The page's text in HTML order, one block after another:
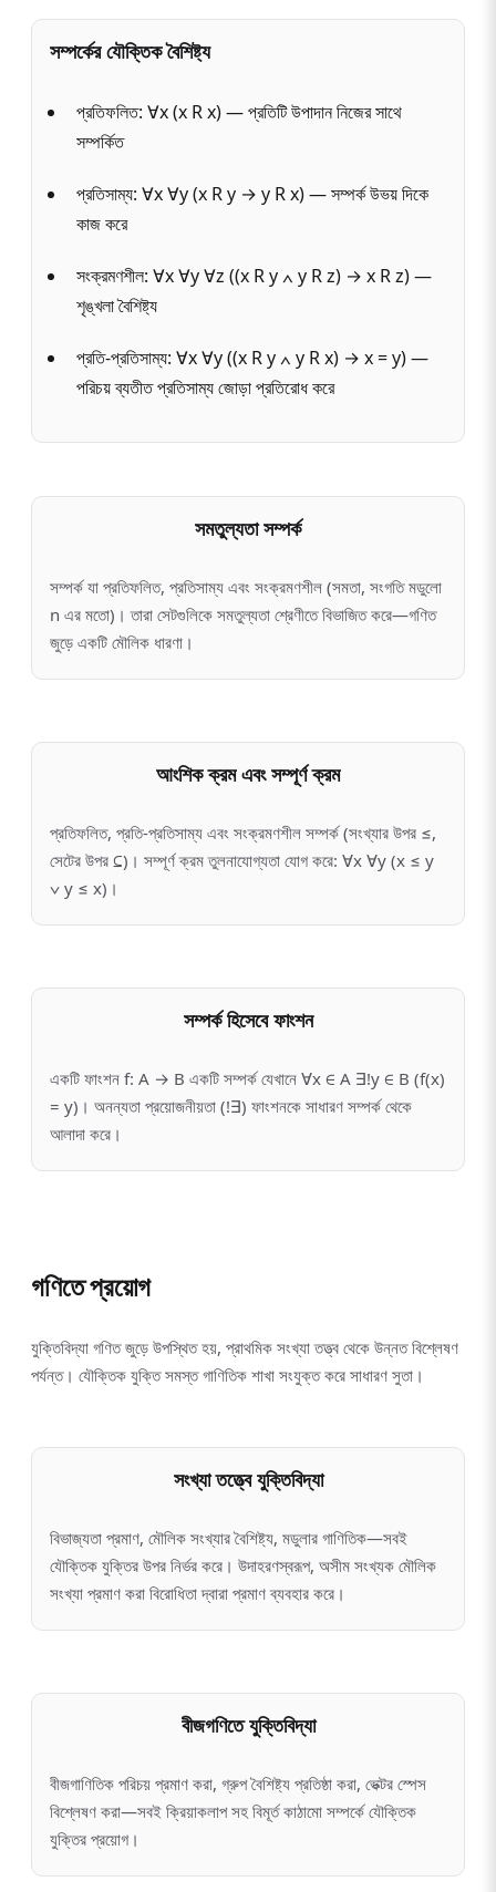
সম্পর্কের যৌক্তিক বৈশিষ্ট্য
প্রতিফলিত: ∀x (x R x) — প্রতিটি উপাদান নিজের সাথে
সম্পর্কিত
প্রতিসাম্য: ∀x ∀y (x R y → y R x) — সম্পর্ক উভয় দিকে
কাজ করে
সংক্রমণশীল: ∀x ∀y ∀z ((x R y ∧ y R z) → x R z) —
শৃঙ্খলা বৈশিষ্ট্য
প্রতি-প্রতিসাম্য: ∀x ∀y ((x R y ∧ y R x) → x = y) —
পরিচয় ব্যতীত প্রতিসাম্য জোড়া প্রতিরোধ করে
সমতুল্যতা সম্পর্ক
সম্পর্ক যা প্রতিফলিত, প্রতিসাম্য এবং সংক্রমণশীল (সমতা, সংগতি মডুলো
n এর মতো)। তারা সেটগুলিকে সমতুল্যতা শ্রেণীতে বিভাজিত করে—গণিত
জুড়ে একটি মৌলিক ধারণা।
আংশিক ক্রম এবং সম্পূর্ণ ক্রম
প্রতিফলিত, প্রতি-প্রতিসাম্য এবং সংক্রমণশীল সম্পর্ক (সংখ্যার উপর ≤,
সেটের উপর ⊆)। সম্পূর্ণ ক্রম তুলনাযোগ্যতা যোগ করে: ∀x ∀y (x ≤ y
∨ y ≤ x)।
সম্পর্ক হিসেবে ফাংশন
একটি ফাংশন f: A → B একটি সম্পর্ক যেখানে ∀x ∈ A ∃!y ∈ B (f(x)
= y)। অনন্যতা প্রয়োজনীয়তা (!∃) ফাংশনকে সাধারণ সম্পর্ক থেকে
আলাদা করে।
গণিতে প্রয়োগ
যুক্তিবিদ্যা গণিত জুড়ে উপস্থিত হয়, প্রাথমিক সংখ্যা তত্ত্ব থেকে উন্নত বিশ্লেষণ
পর্যন্ত। যৌক্তিক যুক্তি সমস্ত গাণিতিক শাখা সংযুক্ত করে সাধারণ সুতা।
সংখ্যা তত্ত্বে যুক্তিবিদ্যা
বিভাজ্যতা প্রমাণ, মৌলিক সংখ্যার বৈশিষ্ট্য, মডুলার গাণিতিক—সবই
যৌক্তিক যুক্তির উপর নির্ভর করে। উদাহরণস্বরূপ, অসীম সংখ্যক মৌলিক
সংখ্যা প্রমাণ করা বিরোধিতা দ্বারা প্রমাণ ব্যবহার করে।
বীজগণিতে যুক্তিবিদ্যা
বীজগাণিতিক পরিচয় প্রমাণ করা, গ্রুপ বৈশিষ্ট্য প্রতিষ্ঠা করা, ভেক্টর স্পেস
বিশ্লেষণ করা—সবই ক্রিয়াকলাপ সহ বিমূর্ত কাঠামো সম্পর্কে যৌক্তিক
যুক্তির প্রয়োগ।